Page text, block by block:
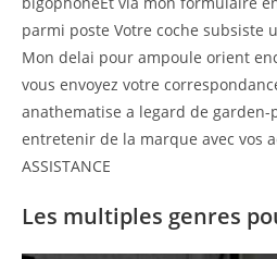
parmi poste Votre coche subsiste
Mon delai pour ampoule orient
vous envoyez votre
anathematise a legard de garden-
entretenir de la marque avec vos
ASSISTANCE
Les multiples genres